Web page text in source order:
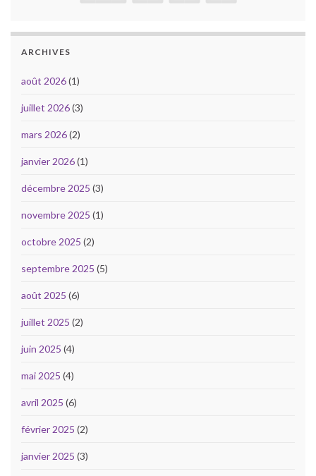
ARCHIVES
août 2026(1)
juillet 2026(3)
mars 2026(2)
janvier 2026(1)
décembre 2025 (3)
novembre 2025 (1)
octobre 2025 (2)
septembre 2025 (5)
août 2025 (6)
juillet 2025 (2)
juin 2025 (4)
mai 2025 (4)
avril 2025 (6)
février 2025 (2)
janvier 2025 (3)